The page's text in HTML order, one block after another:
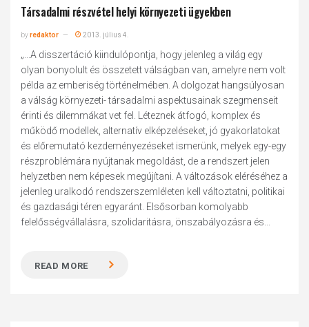
Társadalmi részvétel helyi környezeti ügyekben
byredaktor 2013. július 4.
„...A disszertáció kiindulópontja, hogy jelenleg a világ egy
olyan bonyolult és összetett válságban van, amelyre nem volt
példa az emberiség történelmében. A dolgozat hangsúlyosan
a válság környezeti- társadalmi aspektusainak szegmenseit
érinti és dilemmákat vet fel. Léteznek átfogó, komplex és
működő modellek, alternatív elképzeléseket, jó gyakorlatokat
és előremutató kezdeményezéseket ismerünk, melyek egy-egy
részproblémára nyújtanak megoldást, de a rendszert jelen
helyzetben nem képesek megújítani. A változások eléréséhez a
jelenleg uralkodó rendszerszemléleten kell változtatni, politikai
és gazdasági téren egyaránt. Elsősorban komolyabb
felelősségvállalásra, szolidaritásra, önszabályozásra és...
READ MORE